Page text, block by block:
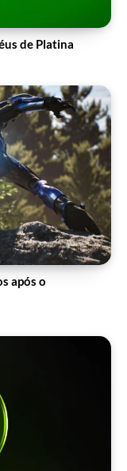
de Platina
após o